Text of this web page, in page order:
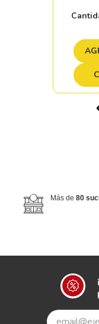
Más de 80